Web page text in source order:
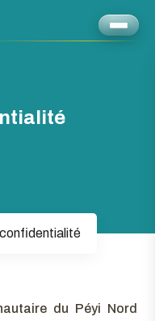
du Péyi Nord